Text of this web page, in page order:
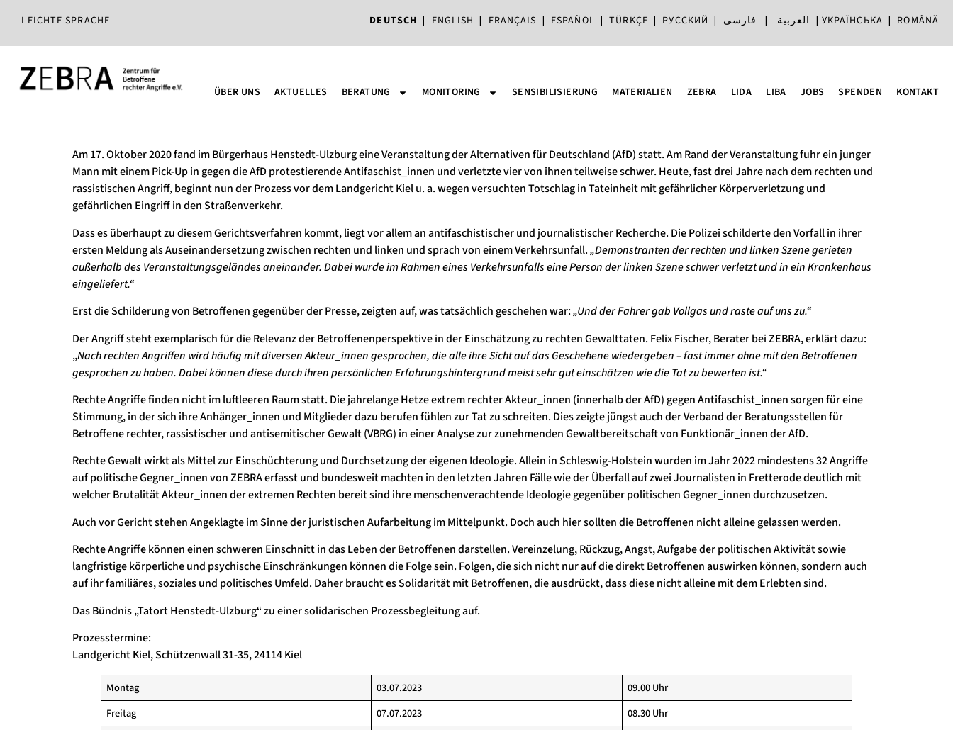
LEICHTE SPRACHE DEUTSCH | ENGLISH | FRANÇAIS | ESPAÑOL |TÜRKÇE | РУССКИЙ | العربية | فارسی | УКРАЇНСЬКА | ROMÂNĂ
ÜBER UNS AKTUELLES BERATUNG MONITORING SENSIBILISIERUNG MATERIALIEN ZEBRA LIDA LIBA JOBS SPENDEN KONTAKT
Am 17. Oktober 2020 fand im Bürgerhaus Henstedt-Ulzburg eine Veranstaltung der Alternativen für Deutschland (AfD) statt. Am Rand der Veranstaltung fuhr ein junger
Mann mit einem Pick-Up in gegen die AfD protestierende Antifaschist_innen und verletzte vier von ihnen teilweise schwer. Heute, fast drei Jahre nach dem rechten und
rassistischen Angriff, beginnt nun der Prozess vor dem Landgericht Kiel u. a. wegen versuchten Totschlag in Tateinheit mit gefährlicher Körperverletzung und
gefährlichen Eingriff in den Straßenverkehr.
Dass es überhaupt zu diesem Gerichtsverfahren kommt, liegt vor allem an antifaschistischer und journalistischer Recherche. Die Polizei schilderte den Vorfallin ihrer
ersten Meldungals Auseinandersetzung zwischen rechten und linken und sprach von einem Verkehrsunfall.„Demonstranten der rechten und linken Szene gerieten
außerhalb des Veranstaltungsgeländes aneinander. Dabei wurde im Rahmen eines Verkehrsunfalls eine Person der linken Szene schwer verletzt und in ein Krankenhaus
eingeliefert.“
Erst die Schilderung von Betroffenen gegenüber der Presse, zeigten auf, was tatsächlich geschehen war:„Und der Fahrer gab Vollgas und raste auf uns zu.“
Der Angriff steht exemplarisch für die Relevanz der Betroffenenperspektive in der Einschätzung zu rechten Gewalttaten. Felix Fischer, Berater bei ZEBRA, erklärt dazu:
„Nach rechten Angriffen wird häufig mit diversenAkteur_innengesprochen, die alle ihre Sicht auf das Geschehene wiedergeben – fast immer ohne mit den Betroffenen
gesprochen zu haben. Dabei können diese durch ihren persönlichen Erfahrungshintergrund meist sehr gut einschätzen wie die Tat zu bewerten ist.“
Rechte Angriffe finden nicht im luftleeren Raum statt. Die jahrelange Hetze extrem rechter Akteur_innen (innerhalb der AfD) gegen Antifaschist_innen sorgen für eine
Stimmung, in der sich ihre Anhänger_innen und Mitglieder dazu berufen fühlen zur Tat zu schreiten. Dies zeigte jüngst auch der Verband der Beratungsstellen für
Betroffene rechter, rassistischer und antisemitischer Gewalt (VBRG) in einer Analyse zur zunehmenden Gewaltbereitschaft von Funktionär_innen der AfD.
Rechte Gewalt wirkt als Mittel zur Einschüchterung und Durchsetzung der eigenen Ideologie. Allein in Schleswig-Holstein wurden im Jahr 2022 mindestens 32 Angriffe
auf politische Gegner_innen von ZEBRA erfasst und bundesweit machten in den letzten Jahren Fälle wie der Überfall auf zwei Journalisten in Fretterode deutlich mit
welcher Brutalität Akteur_innen der extremen Rechten bereit sind ihre menschenverachtende Ideologie gegenüber politischen Gegner_innen durchzusetzen.
Auch vor Gericht stehen Angeklagte im Sinne der juristischen Aufarbeitung im Mittelpunkt. Doch auch hier sollten die Betroffenen nicht alleine gelassen werden.
Rechte Angriffe können einen schweren Einschnitt in das Leben der Betroffenen darstellen. Vereinzelung, Rückzug, Angst, Aufgabe der politischen Aktivität sowie
langfristige körperliche und psychische Einschränkungen können die Folge sein. Folgen, die sich nicht nur auf die direkt Betroffenen auswirken können, sondern auch
auf ihr familiäres, soziales und politisches Umfeld. Daher braucht es Solidarität mit Betroffenen, die ausdrückt, dass diese nicht alleine mit dem Erlebten sind.
Das Bündnis „Tatort Henstedt-Ulzburg“ zu einer solidarischen Prozessbegleitung auf.
Prozesstermine:
Landgericht Kiel, Schützenwall 31-35, 24114 Kiel
Montag 03.07.2023
09.00 Uhr
Freitag
07.07.2023
08.30 Uhr